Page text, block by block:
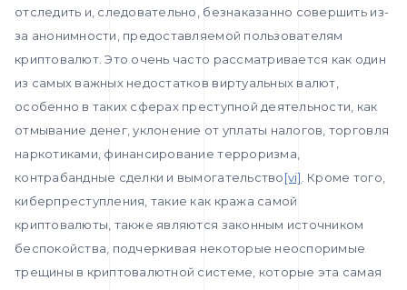
отследить и, следовательно, безнаказанно совершить из-
за анонимности, предоставляемой пользователям
криптовалют. Это очень часто рассматривается как один
из самых важных недостатков виртуальных валют,
особенно в таких сферах преступной деятельности, как
отмывание денег, уклонение от уплаты налогов, торговля
наркотиками, финансирование терроризма,
контрабандные сделки и вымогательство[vi] . Кроме того,
киберпреступления, такие как кража самой
криптовалюты, также являются законным источником
беспокойства, подчеркивая некоторые неоспоримые
трещины в криптовалютной системе, которые эта самая